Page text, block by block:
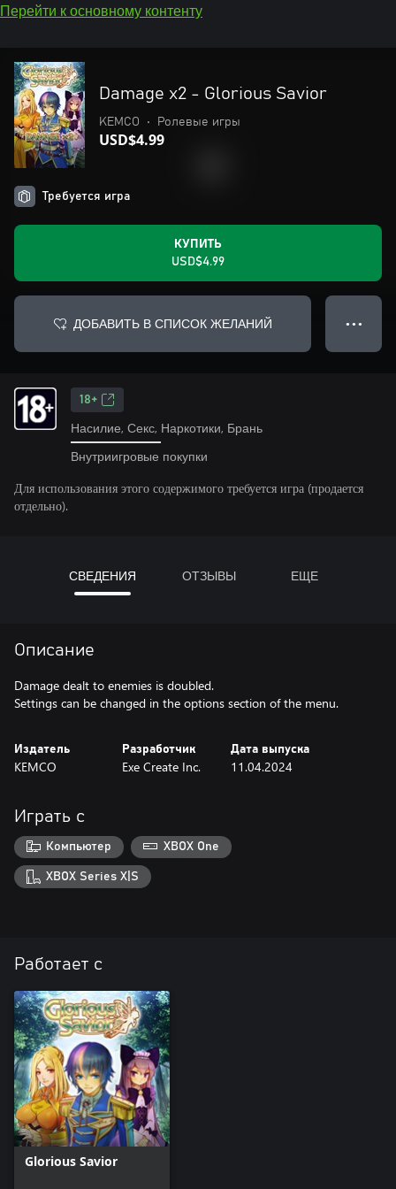
Перейти к основному контенту
Damage x2 - Glorious Savior
KEMCO • Ролевые игры
USD$4.99
Требуется игра
КУПИТЬ
USD$4.99
ДОБАВИТЬ В СПИСОК ЖЕЛАНИЙ ● ● ●
18+
Насилие, Секс, Наркотики, Брань
Внутриигровые покупки
Для использования этого содержимого требуется игра (продается
отдельно).
СВЕДЕНИЯ ОТЗЫВЫ ЕЩЕ
Описание
Damage dealt to enemies is doubled.
Settings can be changed in the options section of the menu.
Издатель
KEMCO
Разработчик
Exe Create Inc.
Дата выпуска
11.04.2024
Играть с
Компьютер XBOX One
XBOX Series X|S
Работает с
Glorious Savior